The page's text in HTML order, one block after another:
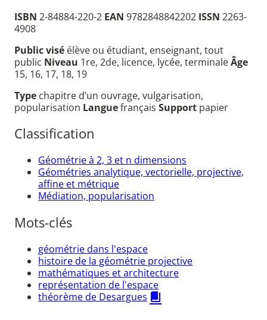
ISBN 2-84884-220-2 EAN 9782848842202 ISSN 2263-
4908
Public visé élève ou étudiant, enseignant, tout
public Niveau 1re, 2de, licence, lycée, terminaleÂge
15, 16, 17, 18, 19
Type chapitre d’un ouvrage, vulgarisation,
popularisation Languefrançais Support papier
Classification
Géométrie à 2, 3 et n dimensions
Géométries analytique, vectorielle, projective,
affine et métrique
Médiation, popularisation
Mots-clés
géométrie dans l'espace
histoire de la géométrie projective
mathématiques et architecture
représentation de l'espace
théorème de Desargues